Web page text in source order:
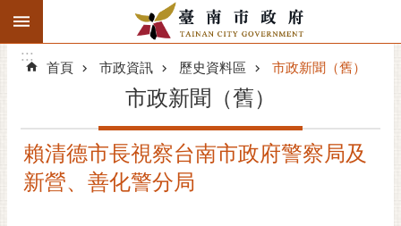
跳到主要內容區塊
搜
階
精彩府城
:::
:::
首頁 市政資訊 歷史資料區 市政新聞（舊）
市政新聞（舊）
賴清德市長視察台南市政府警察局及
新營、善化警分局